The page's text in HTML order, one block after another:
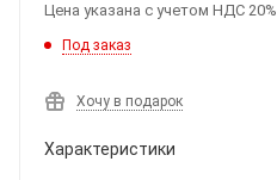
Цена указана с учетом НДС 20%
Под заказ
Хочу в подарок
Характеристики